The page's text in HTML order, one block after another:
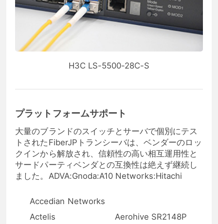
H3C LS-5500-28C-S
プラットフォームサポート
大量のブランドのスイッチとサーバで個別にテス
トされたFiberJPトランシーバは、ベンダーのロッ
クインから解放され、信頼性の高い相互運用性と
サードパーティベンダとの互換性は絶えず継続し
ました。ADVA:Gnoda:A10 Networks:Hitachi
Accedian Networks
Actelis
Aerohive SR2148P